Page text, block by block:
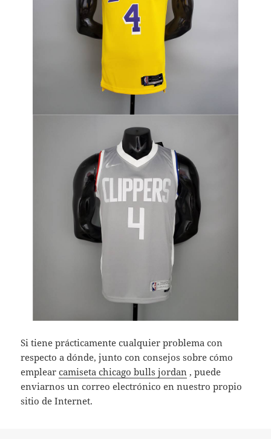
Si tiene prácticamente cualquier problema con
respecto a dónde, junto con consejos sobre cómo
emplearcamiseta chicago bulls jordan , puede
enviarnos un correo electrónico en nuestro propio
sitio de Internet.